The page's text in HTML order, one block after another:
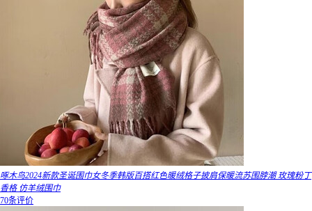
啄木鸟2024新款圣诞围巾女冬季韩版百搭红色暖绒格子披肩保暖流苏围脖潮 玫瑰粉丁
香格 仿羊绒围巾
70条评价